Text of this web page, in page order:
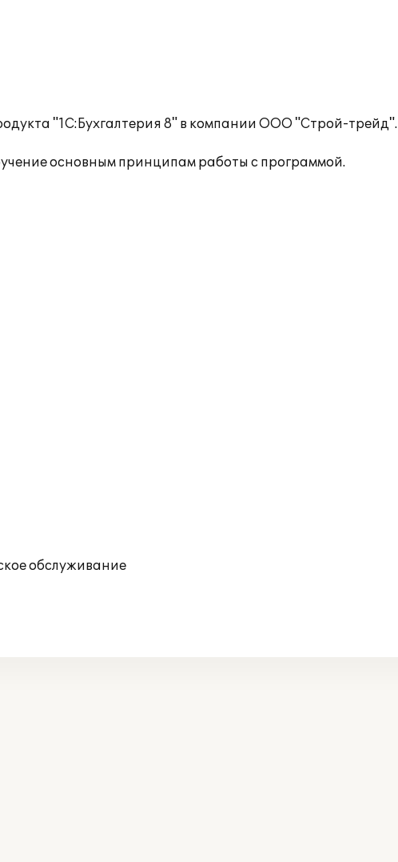
"1С:Бухгалтерия 8" в компании ООО "Строй-трейд".
основным принципам работы с программой.
обслуживание